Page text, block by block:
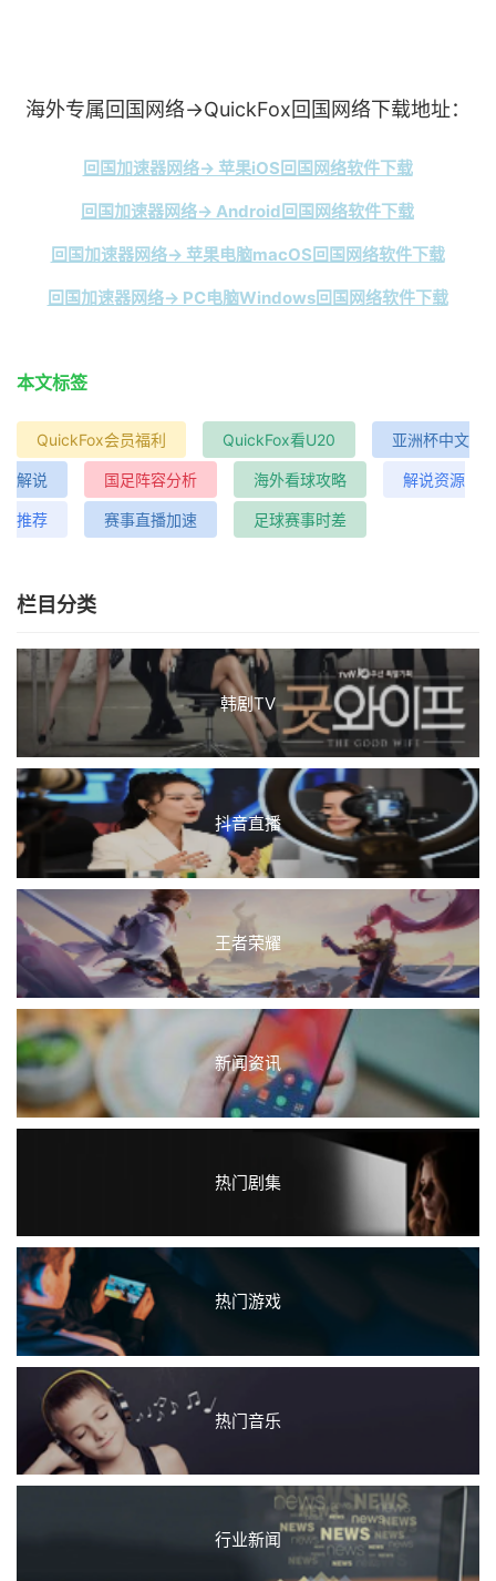
海外专属回国网络→QuickFox回国网络下载地址：
回国加速器网络→ 苹果iOS回国网络软件下载
回国加速器网络→ Android回国网络软件下载
回国加速器网络→ 苹果电脑macOS回国网络软件下载
回国加速器网络→ PC电脑Windows回国网络软件下载
本文标签
QuickFox会员福利 QuickFox看U20 亚洲杯中文
解说 国足阵容分析 海外看球攻略 解说资源
推荐 赛事直播加速 足球赛事时差
栏目分类
韩剧TV
抖音直播
王者荣耀
新闻资讯
热门剧集
热门游戏
热门音乐
行业新闻